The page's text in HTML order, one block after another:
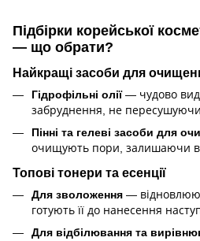
Підбірки корейської
— що обрати?
Найкращі засоби для
Гідрофільні олії— чудово
забруднення, не пересушуючи
Пінні та гелеві засоби для
очищують пори, залишаючи
Топові тонери та есенції
Для зволоження —
готують її до нанесення
Для відбілювання та